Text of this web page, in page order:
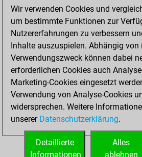
BeautyScore of 6
achieved a new
of 1561
Dienstag,
November 24,
2020
You created
your Fritz account
Wir verwenden Cookies und
um bestimmte Funktionen zur
Nutzererfahrungen zu verbessern
Inhalte auszuspielen. Abhängig von
Verwendungszweck können dabei
erforderlichen Cookies auch
Marketing-Cookies eingesetzt
Verwendung von Analyse-Cookies
widersprechen. Weitere
unserer Datenschutzerklärung.
Alles
ablehnen
Detaillierte
Informationen